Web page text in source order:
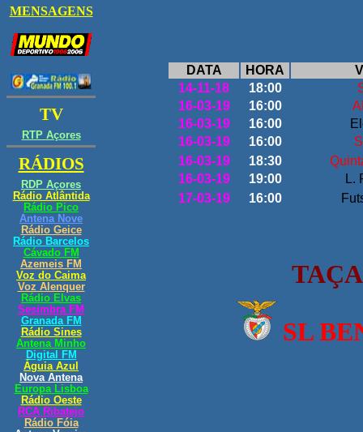
DATA HORA
14-11-18
18:00
16-03-19
16:00
16-03-19
16:00
16-03-19
16:00
16-03-19
18:30
16-03-19
19:00
L.
17-03-19
16:00
SL